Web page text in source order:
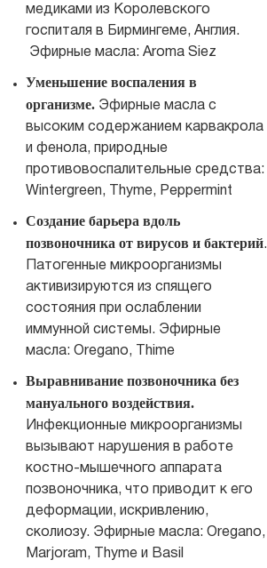
медиками из Королевского
госпиталя в Бирмингеме, Англия.
Эфирные масла: Aroma Siez
Уменьшение воспаления в
организме.Эфирные масла с
высоким содержанием карвакрола
и фенола, природные
противовоспалительные средства:
Wintergreen, Thyme, Peppermint
Создание барьера вдоль
позвоночника от вирусов и бактерий.
Патогенные микроорганизмы
активизируются из спящего
состояния при ослаблении
иммунной системы. Эфирные
масла: Oregano, Thime
Выравнивание позвоночника без
мануального воздействия.
Инфекционные микроорганизмы
вызывают нарушения в работе
костно-мышечного аппарата
позвоночника, что приводит к его
деформации, искривлению,
сколиозу. Эфирные масла: Oregano,
Marjoram, Thyme и Basil